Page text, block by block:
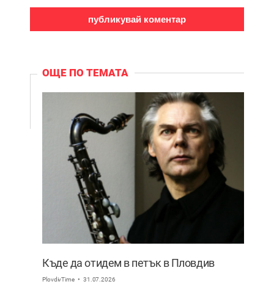
ОЩЕ ПО ТЕМАТА
Къде да отидем в петък в Пловдив
PlovdivTime 31.07.2026